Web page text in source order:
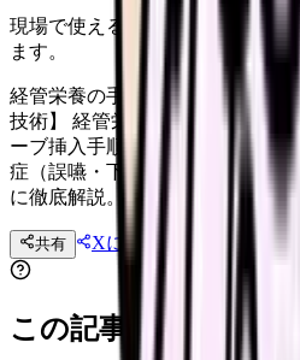
現場で使えるポイントを、同僚
ます。
経管栄養の手順と注意点｜NGチ
技術】 経管栄養の種類（経鼻胃
ーブ挿入手順、チューブ位置確
症（誤嚥・下痢・閉塞）予防、
に徹底解説。
共有 Xに投稿
この記事を読む前後